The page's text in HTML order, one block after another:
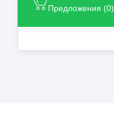
Предложения (0)